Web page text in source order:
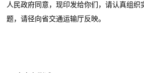
人民政府同意，现印发给你们，请认真组织
题，请径向省交通运输厅反映。